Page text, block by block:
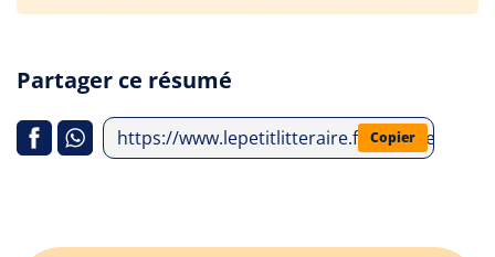
Partager ce résumé
https://www.lepetitlitteraire.fr/analyses-
Copier